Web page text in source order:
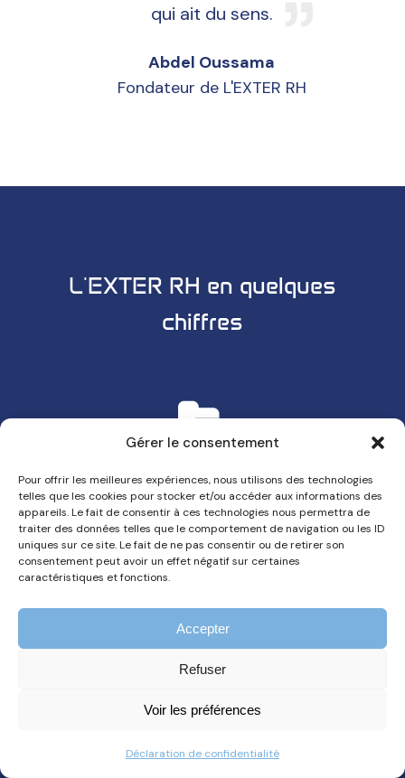
Gérer le consentement
Pour offrir les meilleures expériences, nous utilisons des technologies
telles que les cookies pour stocker et/ou accéder aux informations des
appareils. Le fait de consentir à ces technologies nous permettra de
traiter des données telles que le comportement de navigation ou les ID
uniques sur ce site. Le fait de ne pas consentir ou de retirer son
consentement peut avoir un effet négatif sur certaines
caractéristiques et fonctions.
Accepter
Refuser
Voir les préférences
Déclaration de confidentialité
qui ait du sens.
Abdel Oussama
Fondateur de L'EXTER RH
L'EXTER RH en quelques
chiffres
+ 100 000
Bulletins générés
+ 30 000
Heures de prestation / an